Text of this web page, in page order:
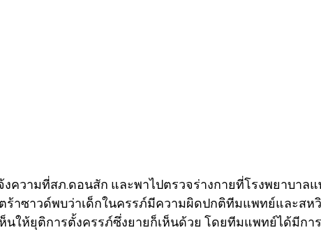
ความที่สภ.ดอนสัก และพาไปตรวจร่างกายที่โรงพยาบาล
ร้าซาวด์พบว่าเด็กในครรภ์มีความผิดปกติทีมแพทย์และสห
นให้ยุติการตั้งครรภ์ซึ่งยายก็เห็นด้วย โดยทีมแพทย์ได้มีกา